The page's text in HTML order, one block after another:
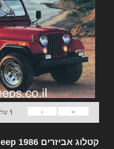
«
‹
1 של
קטלוג אביזרים Jeep 1986